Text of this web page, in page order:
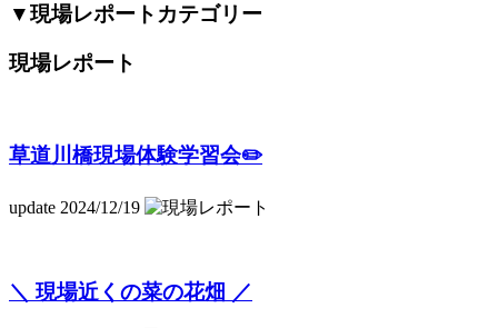
▼現場レポートカテゴリー
現場レポート
草道川橋現場体験学習会✏️
update 2024/12/19
＼ 現場近くの菜の花畑 ／